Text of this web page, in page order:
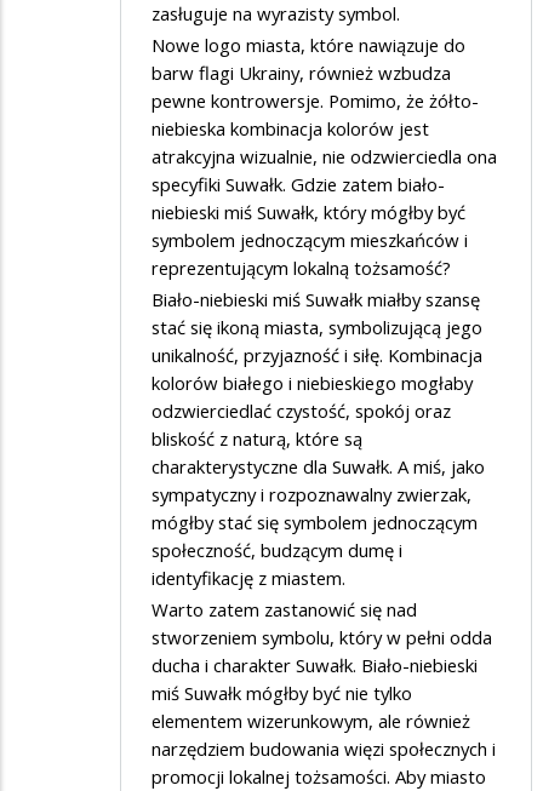
zasługuje na wyrazisty symbol.
Nowe logo miasta, które nawiązuje do
barw flagi Ukrainy, również wzbudza
pewne kontrowersje. Pomimo, że żółto-
niebieska kombinacja kolorów jest
atrakcyjna wizualnie, nie odzwierciedla ona
specyfiki Suwałk. Gdzie zatem biało-
niebieski miś Suwałk, który mógłby być
symbolem jednoczącym mieszkańców i
reprezentującym lokalną tożsamość?
Biało-niebieski miś Suwałk miałby szansę
stać się ikoną miasta, symbolizującą jego
unikalność, przyjazność i siłę. Kombinacja
kolorów białego i niebieskiego mogłaby
odzwierciedlać czystość, spokój oraz
bliskość z naturą, które są
charakterystyczne dla Suwałk. A miś, jako
sympatyczny i rozpoznawalny zwierzak,
mógłby stać się symbolem jednoczącym
społeczność, budzącym dumę i
identyfikację z miastem.
Warto zatem zastanowić się nad
stworzeniem symbolu, który w pełni odda
ducha i charakter Suwałk. Biało-niebieski
miś Suwałk mógłby być nie tylko
elementem wizerunkowym, ale również
narzędziem budowania więzi społecznych i
promocji lokalnej tożsamości. Aby miasto